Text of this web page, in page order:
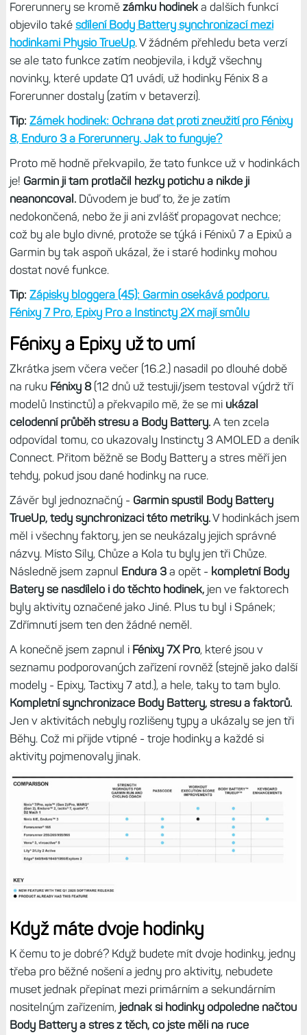
Forerunnery se kromě zámku hodineka dalších funkcí
objevilo také sdílení Body Battery synchronizací mezi
hodinkami Physio TrueUp. V žádném přehledu beta verzí
se ale tato funkce zatím neobjevila, i když všechny
novinky, které update Q1 uvádí, už hodinky Fénix 8 a
Forerunner dostaly (zatím v betaverzi).
Tip: Zámek hodinek: Ochrana dat proti zneužití pro Fénixy
8, Enduro 3 a Forerunnery. Jak to funguje?
Proto mě hodně překvapilo, že tato funkce už v hodinkách
je! Garmin ji tam protlačil hezky potichu a nikde ji
neanoncoval.Důvodem je buď to, že je zatím
nedokončená, nebo že ji ani zvlášť propagovat nechce;
což by ale bylo divné, protože se týká i Fénixů 7 a Epixů a
Garmin by tak aspoň ukázal, že i staré hodinky mohou
dostat nové funkce.
Tip: Zápisky bloggera (45): Garmin osekává podporu.
Fénixy 7 Pro, Epixy Pro a Instincty 2X mají smůlu
Fénixy a Epixy už to umí
Zkrátka jsem včera večer (16.2.) nasadil po dlouhé době
na ruku Fénixy 8(12 dnů už testuji/jsem testoval výdrž tří
modelů Instinctů) a překvapilo mě, že se mi ukázal
celodenní průběh stresu a Body Battery.A ten zcela
odpovídal tomu, co ukazovaly Instincty 3 AMOLED a deník
Connect. Přitom běžně se Body Battery a stres měří jen
tehdy, pokud jsou dané hodinky na ruce.
Závěr byl jednoznačný - Garmin spustil Body Battery
TrueUp, tedy synchronizaci této metriky.V hodinkách jsem
měl i všechny faktory, jen se neukázaly jejich správné
názvy. Místo Síly, Chůze a Kola tu byly jen tři Chůze.
Následně jsem zapnul Endura 3a opět - kompletní Body
Batery se nasdílelo i do těchto hodinek,jen ve faktorech
byly aktivity označené jako Jiné. Plus tu byl i Spánek;
Zdřímnutí jsem ten den žádné neměl.
A konečně jsem zapnul i Fénixy 7X Pro, které jsou v
seznamu podporovaných zařízení rovněž (stejně jako další
modely - Epixy, Tactixy 7 atd.), a hele, taky to tam bylo.
Kompletní synchronizace Body Battery, stresu a faktorů.
Jen v aktivitách nebyly rozlišeny typy a ukázaly se jen tři
Běhy. Což mi přijde vtipné - troje hodinky a každé si
aktivity pojmenovaly jinak.
Když máte dvoje hodinky
K čemu to je dobré? Když budete mít dvoje hodinky, jedny
třeba pro běžné nošení a jedny pro aktivity, nebudete
muset jednak přepínat mezi primárním a sekundárním
nositelným zařízením, jednak si hodinky odpoledne načtou
Body Battery a stres z těch, co jste měli na ruce